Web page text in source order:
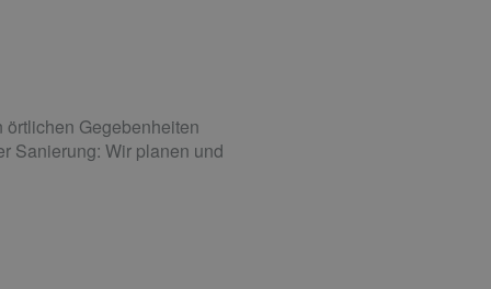
Gegebenheiten
Sanierung: Wir planen und